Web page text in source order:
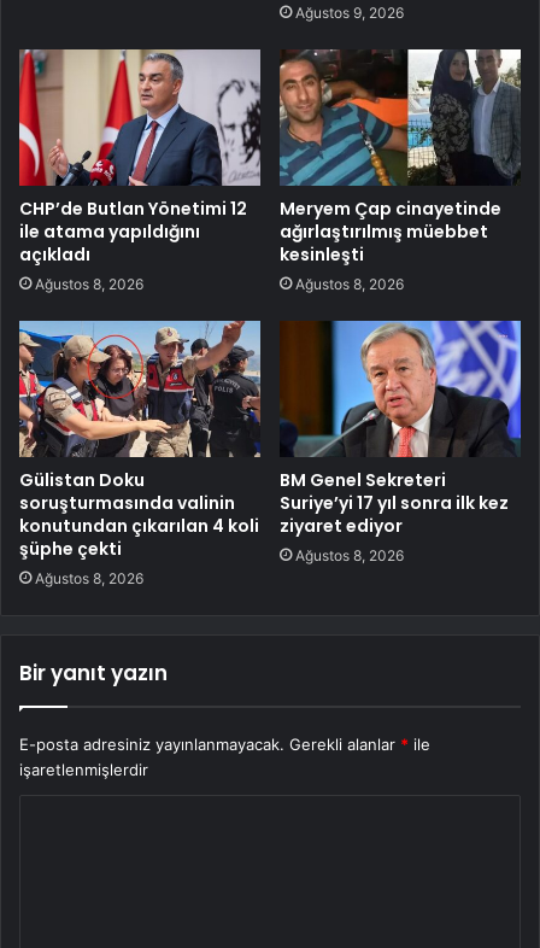
Ağustos 9, 2026
CHP’de Butlan Yönetimi 12
ile atama yapıldığını
açıkladı
Ağustos 8, 2026
Meryem Çap cinayetinde
ağırlaştırılmış müebbet
kesinleşti
Ağustos 8, 2026
Gülistan Doku
soruşturmasında valinin
konutundan çıkarılan 4 koli
şüphe çekti
Ağustos 8, 2026
BM Genel Sekreteri
Suriye’yi 17 yıl sonra ilk kez
ziyaret ediyor
Ağustos 8, 2026
Bir yanıt yazın
E-posta adresiniz yayınlanmayacak. Gerekli alanlar * ile
işaretlenmişlerdir